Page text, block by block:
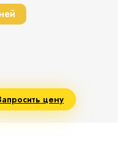
цену